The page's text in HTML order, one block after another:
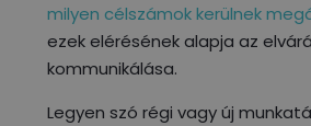
milyen célszámok kerülnek
ezek elérésének alapja az
kommunikálása.
Legyen szó régi vagy új